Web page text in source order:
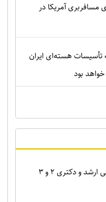
مسافربری آمریکا در
تأسیسات هسته‌ای ایران
خواهد بود
کنکور کارشناسی ارشد و دکتری ۲ و ۳